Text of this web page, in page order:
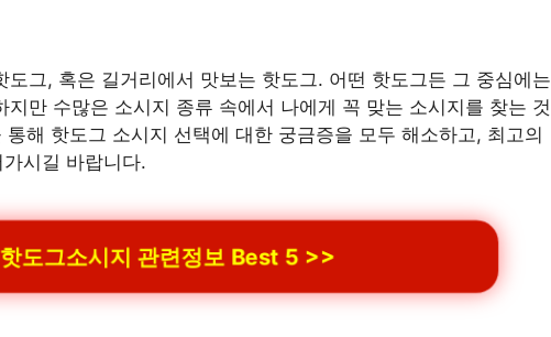
도그, 혹은 길거리에서 맛보는 핫도그. 어떤 핫도그든 그 중심에는
지만 수많은 소시지 종류 속에서 나에게 꼭 맞는 소시지를 찾는 것
해 핫도그 소시지 선택에 대한 궁금증을 모두 해소하고, 최고의
시길 바랍니다.
도그소시지 관련정보 Best 5 >>